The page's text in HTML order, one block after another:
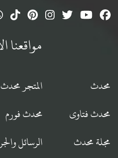
مواقعنا
محدث المتجر محدث
محدث فتاوى
محدث فورم
مجلة محدث
الرسائل